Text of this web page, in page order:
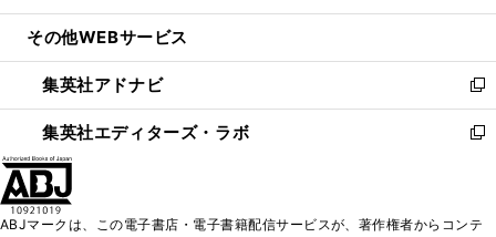
開
ウ
開
く
ン
ウ
で
開
く
ウ
ン
ド
ウ
で
し
ウ
ィ
ン
ド
く
その他WEBサービス
集英社アドナビ
新
し
い
ド
集英社エディターズ・ラボ
新
ィ
ABJマークは、この電子書店・電子書籍配信サービスが、著作権者からコンテ